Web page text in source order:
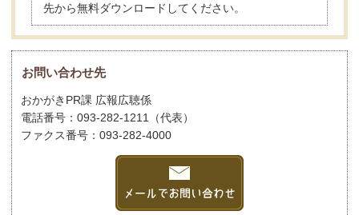
先から無料ダウンロードしてください。
お問い合わせ先
おかがきPR課 広報広聴係
電話番号：093-282-1211（代表）
ファクス番号：093-282-4000